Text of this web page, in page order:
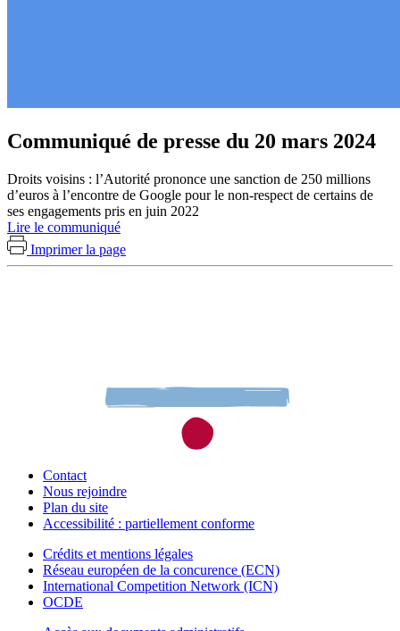
Communiqué de presse du 20 mars 2024
Droits voisins : l’Autorité prononce une sanction de 250 millions
d’euros à l’encontre de Google pour le non-respect de certains de
ses engagements pris en juin 2022
Lire le communiqué
Imprimer la page
Contact
Nous rejoindre
Plan du site
Accessibilité : partiellement conforme
Crédits et mentions légales
Réseau européen de la concurence (ECN)
International Competition Network (ICN)
OCDE